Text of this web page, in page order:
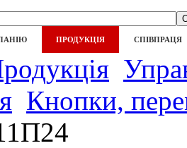
ПРОДУКЦІЯ СПІВПРАЦЯ
Кнопки,